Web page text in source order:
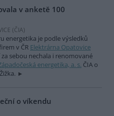
v anketě 100
(ČIA)
energetika je podle výsledků
v ČR Elektrárna Opatovice
sebou nechala i renomované
energetika, a. s. ČIA o
o víkendu